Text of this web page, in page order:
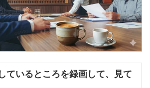
ているところを録画して、見て